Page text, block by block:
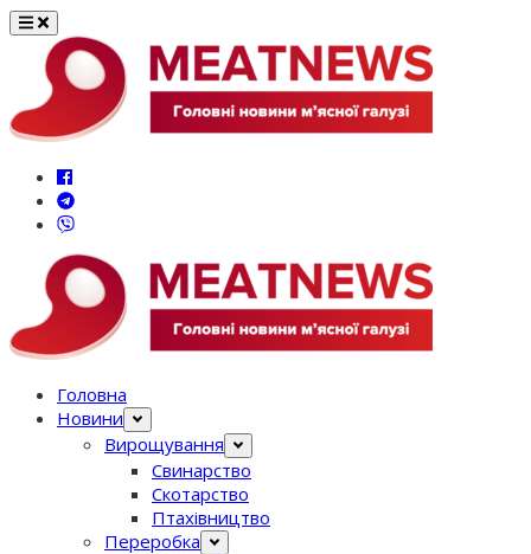
Перейти
вмісту
Головна
Новини
Вирощування
Свинарство
Скотарство
Птахівництво
Переробка